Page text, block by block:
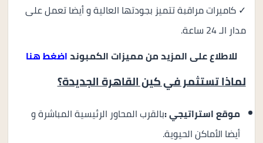
✓ كاميرات مراقبة تتميز بجودتها العالية و أيضا تعمل على
مدار الـ 24 ساعة.
للاطلاع على المزيد من مميزات الكمبونداضغط هنا
لماذا تستثمر في كين القاهرة الجديدة؟
موقع استراتيجي :بالقرب المحاور الرئيسية المباشرة و
أيضا الأماكن الحيوية.